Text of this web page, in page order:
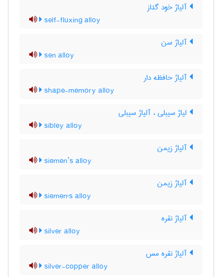
آلیاژ خود گداز
self-fluxing alloy
آلیاژ سن
sen alloy
آلیاژ حافظه دار
shape-memory alloy
لیاژ سیبلی ، آلیاژ سیبلی
sibley alloy
آلیاژ زیمن
siemen’s alloy
آلیاژ زیمن
siemen's alloy
آلیاژ نقره
silver alloy
آلیاژ نقره مس
silver-copper alloy